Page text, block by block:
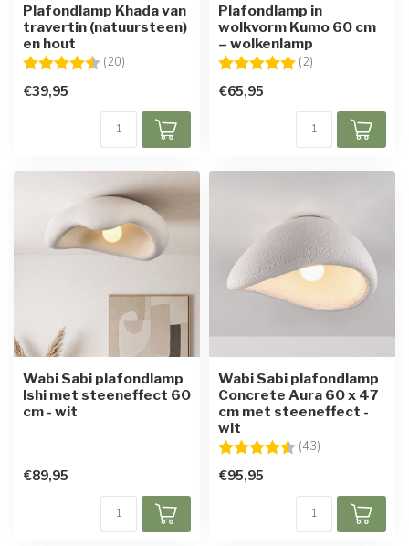
Plafondlamp Khada van
travertin (natuursteen)
en hout
Beoordeling: (20)
€39,95
Plafondlamp in
wolkvorm Kumo 60 cm
– wolkenlamp
Beoordeling: (2)
€65,95
Wabi Sabi plafondlamp
Ishi met steeneffect 60
cm - wit
€89,95
Wabi Sabi plafondlamp
Concrete Aura 60 x 47
cm met steeneffect -
wit
Beoordeling: (43)
€95,95